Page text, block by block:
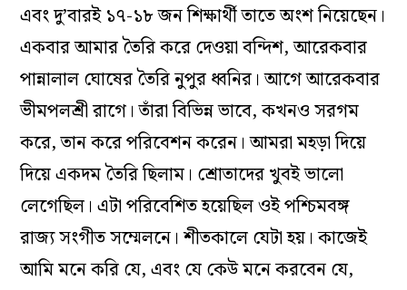
এবং দু’বারই ১৭-১৮ জন শিক্ষার্থী তাতে অংশ নিয়েছেন।
একবার আমার তৈরি করে দেওয়া বন্দিশ, আরেকবার
পান্নালাল ঘোষের তৈরি নুপুর ধ্বনির। আগে আরেকবার
ভীমপলশ্রী রাগে। তাঁরা বিভিন্ন ভাবে, কখনও সরগম
করে, তান করে পরিবেশন করেন। আমরা মহড়া দিয়ে
দিয়ে একদম তৈরি ছিলাম। শ্রোতাদের খুবই ভালো
লেগেছিল। এটা পরিবেশিত হয়েছিল ওই পশ্চিমবঙ্গ
রাজ্য সংগীত সম্মেলনে। শীতকালে যেটা হয়। কাজেই
আমি মনে করি যে, এবং যে কেউ মনে করবেন যে,